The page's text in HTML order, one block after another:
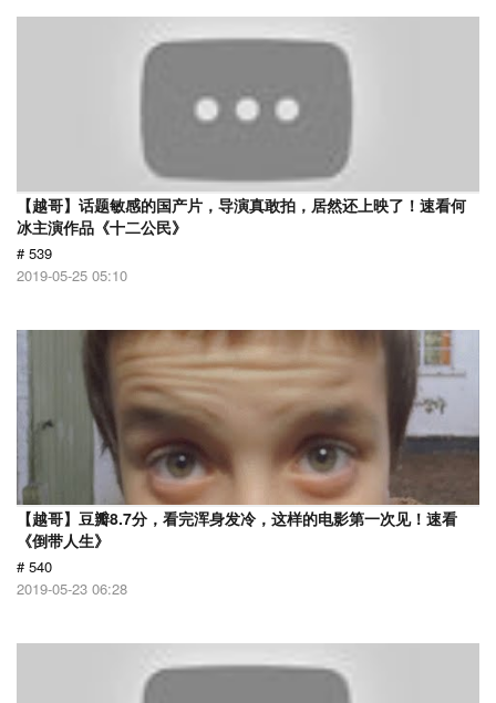
【越哥】话题敏感的国产片，导演真敢拍，居然还上映了！速看何
冰主演作品《十二公民》
# 539
2019-05-25 05:10
【越哥】豆瓣8.7分，看完浑身发冷，这样的电影第一次见！速看
《倒带人生》
# 540
2019-05-23 06:28